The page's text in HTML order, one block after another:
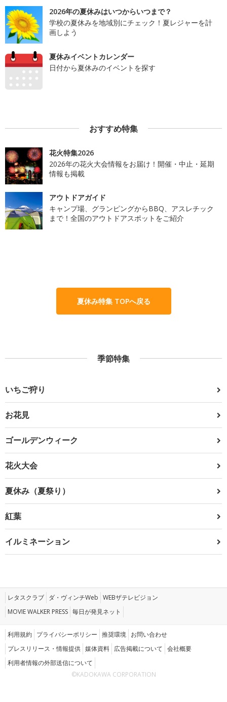
2026年の夏休みはいつからいつまで？
学校の夏休みを地域別にチェック！夏レジャーを計
画しよう
夏休みイベントカレンダー
日付から夏休みのイベントを探す
おすすめ特集
花火特集2026
2026年の花火大会情報をお届け！開催・中止・延期
情報も掲載
アウトドアガイド
キャンプ場、グランピングからBBQ、アスレチック
まで！全国のアウトドアスポットをご紹介
夏休み特集 TOPへ戻る
季節特集
いちご狩り
お花見
ゴールデンウィーク
花火大会
夏休み（夏祭り）
紅葉
イルミネーション
レタスクラブ ダ・ヴィンチWeb WEBザテレビジョン
MOVIE WALKER PRESS 毎日が発見ネット
利用規約 プライバシーポリシー 推奨環境 お問い合わせ
プレスリリース・情報提供 媒体資料 広告掲載について 会社概要
利用者情報の外部送信について
©KADOKAWA CORPORATION